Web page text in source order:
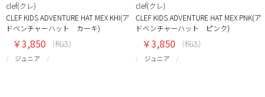
clef(クレ)
CLEF KIDS ADVENTURE HAT MEX KHI(ア
ドベンチャーハット カーキ)
ジュニア
￥3,850 (税込)
clef(クレ)
CLEF KIDS ADVENTURE HAT MEX PNK(ア
ドベンチャーハット ピンク)
ジュニア
￥3,850 (税込)